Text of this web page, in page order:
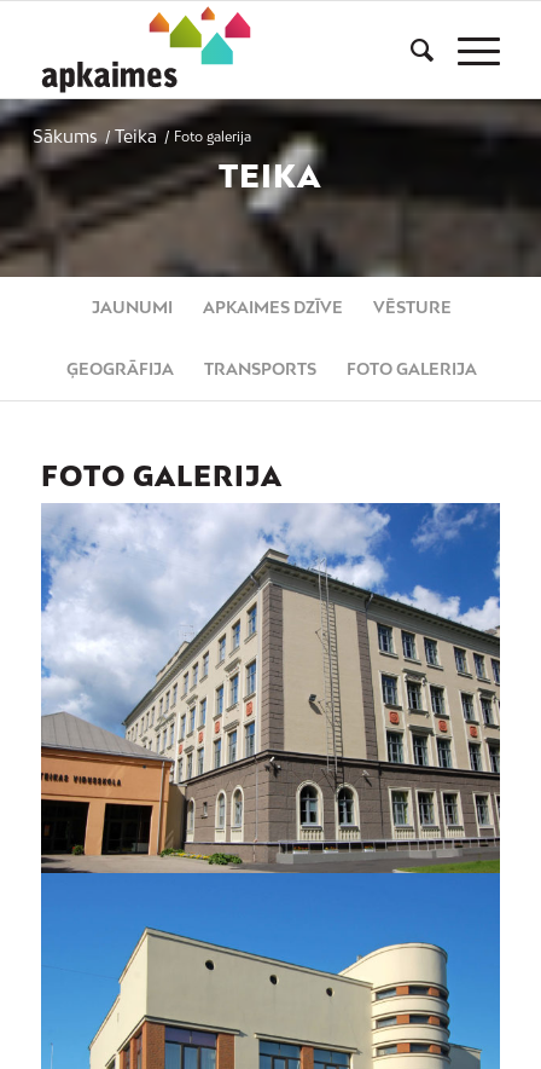
Sākums / Teika / Foto galerija
TEIKA
JAUNUMI APKAIMES DZĪVE VĒSTURE
ĢEOGRĀFIJA TRANSPORTS FOTO GALERIJA
FOTO GALERIJA